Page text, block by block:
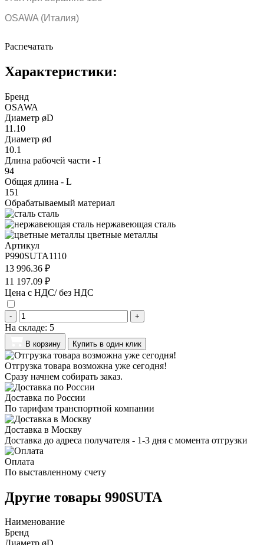
OSAWA (Италия)
Распечатать
Характеристики:
Бренд
OSAWA
Диаметр øD
11.10
Диаметр ød
10.1
Длина рабочей части - I
94
Общая длина - L
151
Обрабатываемый материал
сталь
нержавеющая сталь
цветные металлы
Артикул
P990SUTA1110
13 996.36 ₽
11 197.09 ₽
Цена с НДС/ без НДС
- +
На складе: 5
В корзину Купить в один клик
Отгрузка товара возможна уже сегодня!
Сразу начнем собирать заказ.
Доставка по России
По тарифам транспортной компании
Доставка в Москву
Доставка до адреса получателя - 1-3 дня с момента отгрузки
Оплата
По выставленному счету
Другие товары 990SUTA
Наименование
Бренд